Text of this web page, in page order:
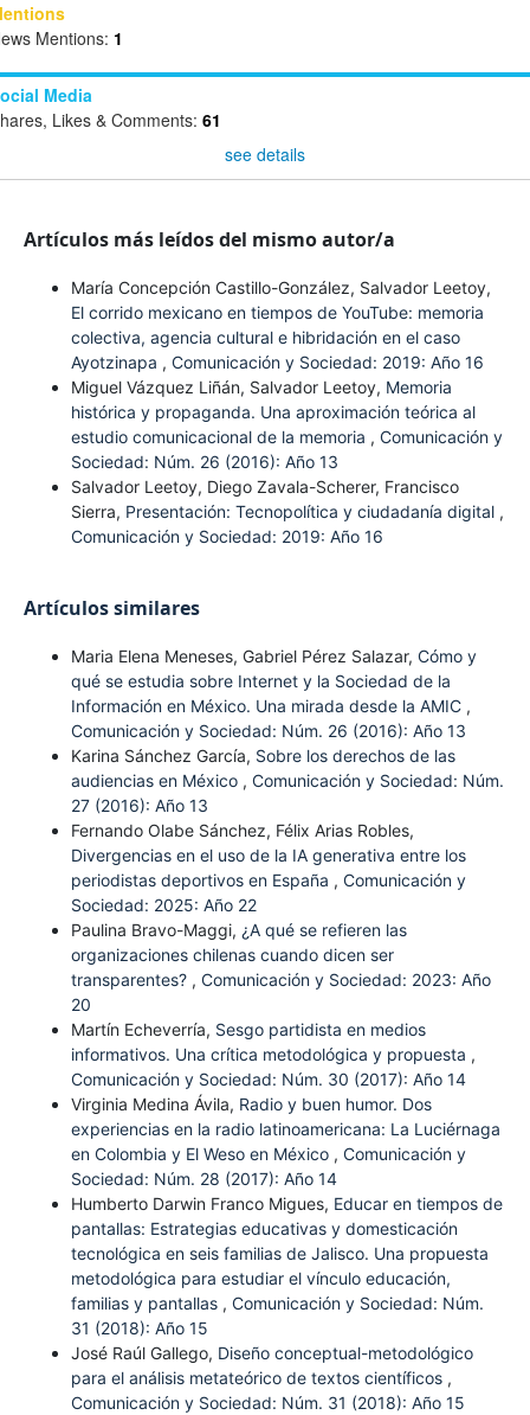
Mentions: 1
Media
Likes & Comments: 61
see details
Artículos más leídos del mismo autor/a
María Concepción Castillo-González, Salvador Leetoy,
El corrido mexicano en tiempos de YouTube: memoria
colectiva, agencia cultural e hibridación en el caso
Ayotzinapa , Comunicación y Sociedad: 2019: Año 16
Miguel Vázquez Liñán, Salvador Leetoy, Memoria
histórica y propaganda. Una aproximación teórica al
estudio comunicacional de la memoria , Comunicación y
Sociedad: Núm. 26 (2016): Año 13
Salvador Leetoy, Diego Zavala-Scherer, Francisco
Sierra, Presentación: Tecnopolítica y ciudadanía digital ,
Comunicación y Sociedad: 2019: Año 16
Artículos similares
Maria Elena Meneses, Gabriel Pérez Salazar, Cómo y
qué se estudia sobre Internet y la Sociedad de la
Información en México. Una mirada desde la AMIC ,
Comunicación y Sociedad: Núm. 26 (2016): Año 13
Karina Sánchez García, Sobre los derechos de las
audiencias en México , Comunicación y Sociedad: Núm.
27 (2016): Año 13
Fernando Olabe Sánchez, Félix Arias Robles,
Divergencias en el uso de la IA generativa entre los
periodistas deportivos en España , Comunicación y
Sociedad: 2025: Año 22
Paulina Bravo-Maggi, ¿A qué se refieren las
organizaciones chilenas cuando dicen ser
transparentes? , Comunicación y Sociedad: 2023: Año
20
Martín Echeverría, Sesgo partidista en medios
informativos. Una crítica metodológica y propuesta ,
Comunicación y Sociedad: Núm. 30 (2017): Año 14
Virginia Medina Ávila, Radio y buen humor. Dos
experiencias en la radio latinoamericana: La Luciérnaga
en Colombia y El Weso en México , Comunicación y
Sociedad: Núm. 28 (2017): Año 14
Humberto Darwin Franco Migues, Educar en tiempos de
pantallas: Estrategias educativas y domesticación
tecnológica en seis familias de Jalisco. Una propuesta
metodológica para estudiar el vínculo educación,
familias y pantallas , Comunicación y Sociedad: Núm.
31 (2018): Año 15
José Raúl Gallego, Diseño conceptual-metodológico
para el análisis metateórico de textos científicos ,
Comunicación y Sociedad: Núm. 31 (2018): Año 15